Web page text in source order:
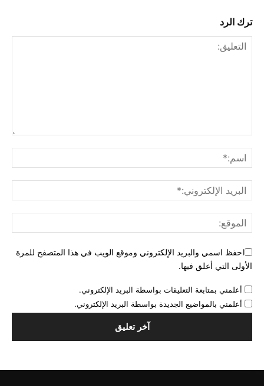
ترك الرد
احفظ اسمي والبريد الإلكتروني وموقع الويب في هذا المتصفح للمرة
الأولى التي أعلق فيها.
أعلمني بمتابعة التعليقات بواسطة البريد الإلكتروني.
أعلمني بالمواضيع الجديدة بواسطة البريد الإلكتروني.